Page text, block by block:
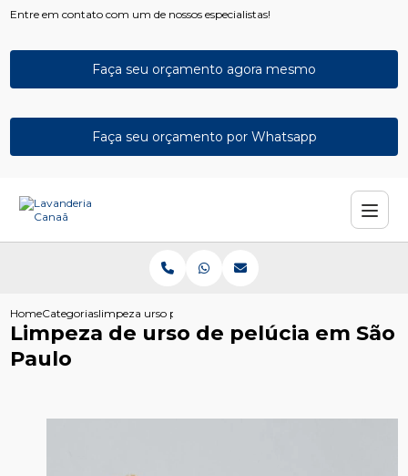
Entre em contato com um de nossos especialistas!
Faça seu orçamento agora mesmo
Faça seu orçamento por Whatsapp
HomeCategoriaslimpeza urso pelucia sao paulo
Limpeza de urso de pelúcia em São
Paulo